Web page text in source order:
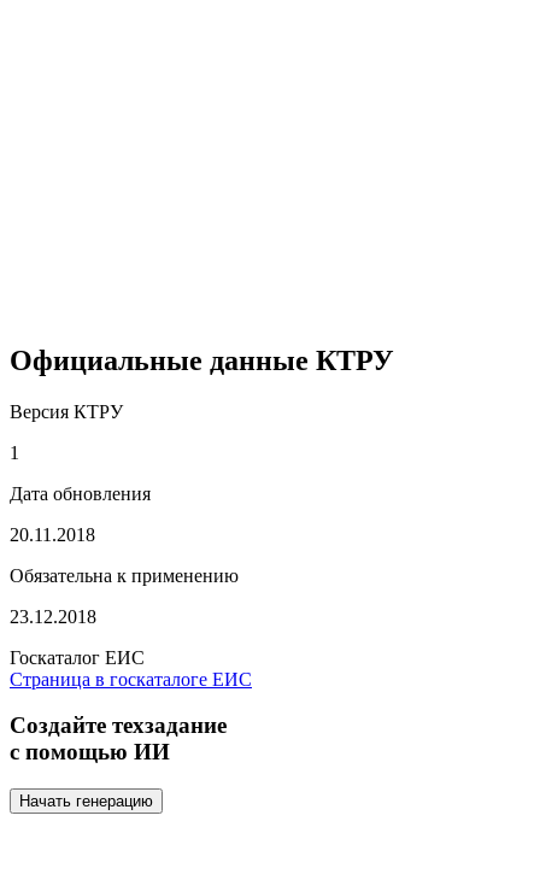
Официальные данные КТРУ
Версия КТРУ
1
Дата обновления
20.11.2018
Обязательна к применению
23.12.2018
Госкаталог ЕИС
Страница в госкаталоге ЕИС
Создайте техзадание
с помощью ИИ
Начать генерацию